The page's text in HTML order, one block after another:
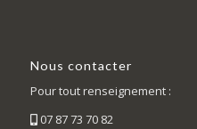
Nous contacter
Pour tout renseignement :
07 87 73 70 82